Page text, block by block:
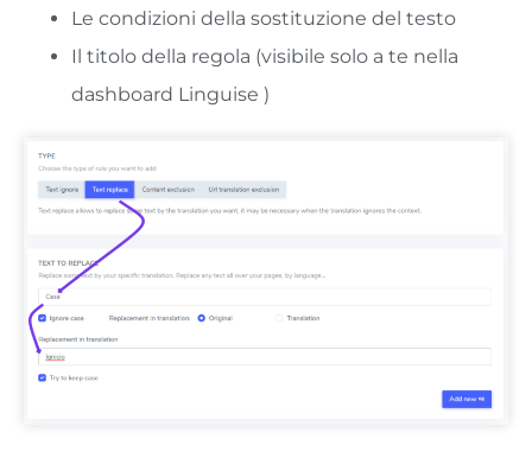
Le condizioni della sostituzione del testo
Il titolo della regola (visibile solo a te nella
dashboard Linguise )